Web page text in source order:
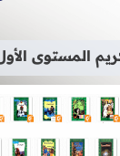
المستوى